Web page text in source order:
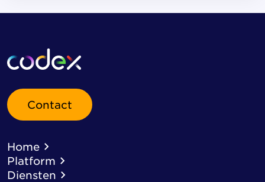
Contact
Home
Platform
Diensten